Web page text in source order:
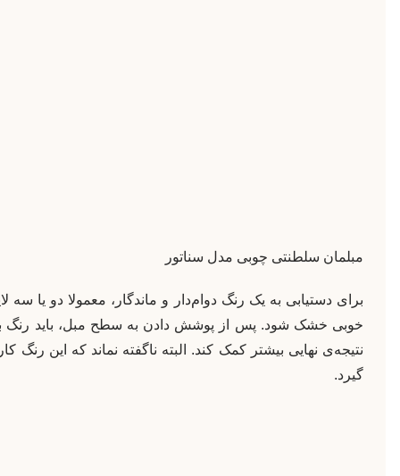
مبلمان سلطنتی چوبی مدل سناتور
برای دستیابی به یک رنگ دوام‌دار و ماندگار، معمولا دو یا سه
خوبی خشک شود. پس از پوشش دادن به سطح مبل، باید
نتیجه‌ی نهایی بیشتر کمک کند. البته ناگفته نماند که این رنگ
گیرد.